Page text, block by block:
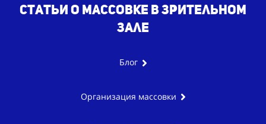
Статьи о массовке в зрительном
зале
Блог
Организация массовки